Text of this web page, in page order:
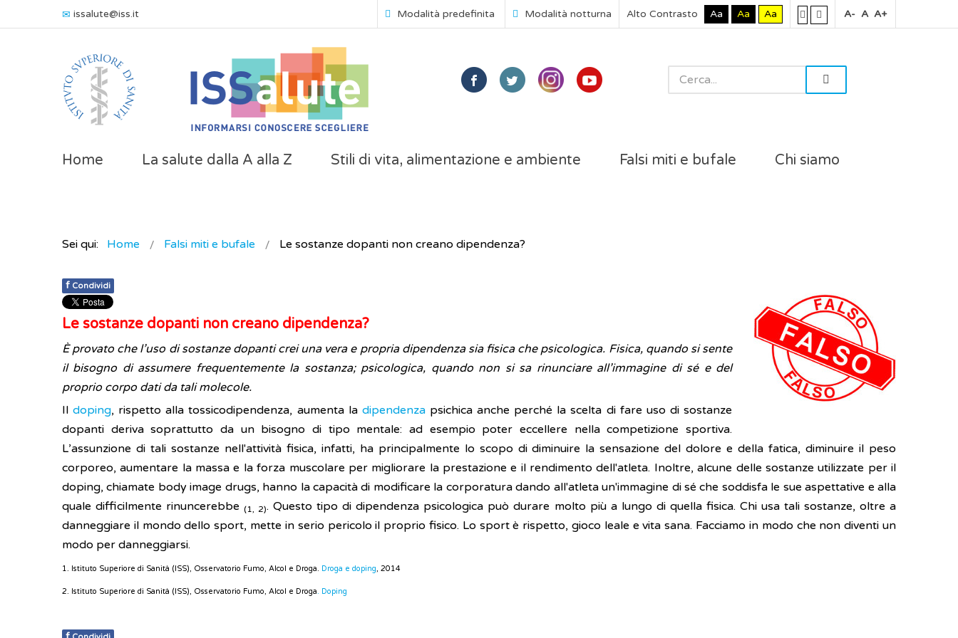
issalute@iss.it Modalità predefinita Modalità notturna Alto Contrasto Aa Aa Aa A- A A+
Home La salute dalla A alla Z Stili di vita, alimentazione e ambiente Falsi miti e bufale Chi siamo
Sei qui: Home Falsi miti e bufale Le sostanze dopanti non creano dipendenza?
f Condividi
Le sostanze dopanti non creano dipendenza?
È provato che l’uso di sostanze dopanti crei una vera e propria dipendenza sia fisica che psicologica. Fisica, quando si sente
il bisogno di assumere frequentemente la sostanza; psicologica, quando non si sa rinunciare all’immagine di sé e del
proprio corpo dati da tali molecole.
Ildoping, rispetto alla tossicodipendenza, aumenta la dipendenza psichica anche perché la scelta di fare uso di sostanze
dopanti deriva soprattutto da un bisogno di tipo mentale: ad esempio poter eccellere nella competizione sportiva.
L’assunzione di tali sostanze nell'attività fisica, infatti, ha principalmente lo scopo di diminuire la sensazione del dolore e della fatica, diminuire il peso
corporeo, aumentare la massa e la forza muscolare per migliorare la prestazione e il rendimento dell'atleta. Inoltre, alcune delle sostanze utilizzate per il
doping, chiamate body image drugs, hanno la capacità di modificare la corporatura dando all'atleta un'immagine di sé che soddisfa le sue aspettative e alla
quale difficilmente rinuncerebbe(1, 2). Questo tipo di dipendenza psicologica può durare molto più a lungo di quella fisica. Chi usa tali sostanze, oltre a
danneggiare il mondo dello sport, mette in serio pericolo il proprio fisico. Lo sport è rispetto, gioco leale e vita sana. Facciamo in modo che non diventi un
modo per danneggiarsi.
1. Istituto Superiore di Sanità (ISS), Osservatorio Fumo, Alcol e Droga. Droga e doping, 2014
2. Istituto Superiore di Sanità (ISS), Osservatorio Fumo, Alcol e Droga. Doping